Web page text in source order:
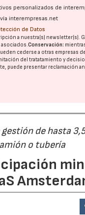
personalizados de
interempresas.net
de Datos
a nuestra(s) newsletter(s).
asociados.Conservación:
cederse a otras empresas
del tratatamiento y
puede presentar reclamación
de hasta
o tubería